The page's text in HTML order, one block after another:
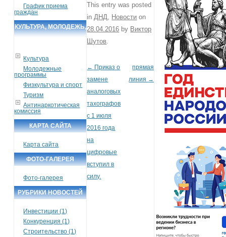
График приема
граждан
КУЛЬТУРА, МОЛОДЕЖЬ,
Культура
Молодежные
программы
Физкультура и спорт
Туризм
Антинаркотическая
комиссия
КАРТА САЙТА
Карта сайта
ФОТО-ГАЛЕРЕЯ
Фото-галерея
РУБРИКИ НОВОСТЕЙ
Инвестиции (1)
Конкуренция (1)
Строительство (1)
This entry was posted
in ДНД Новости on
28.04.2016 by Виктор
Шутов
Post navigation
← Приказ о
замене
аналоговых
тахографов
с 1 июля
2016 года
на
цифровые
вступил в
силу.
прямая
линия →